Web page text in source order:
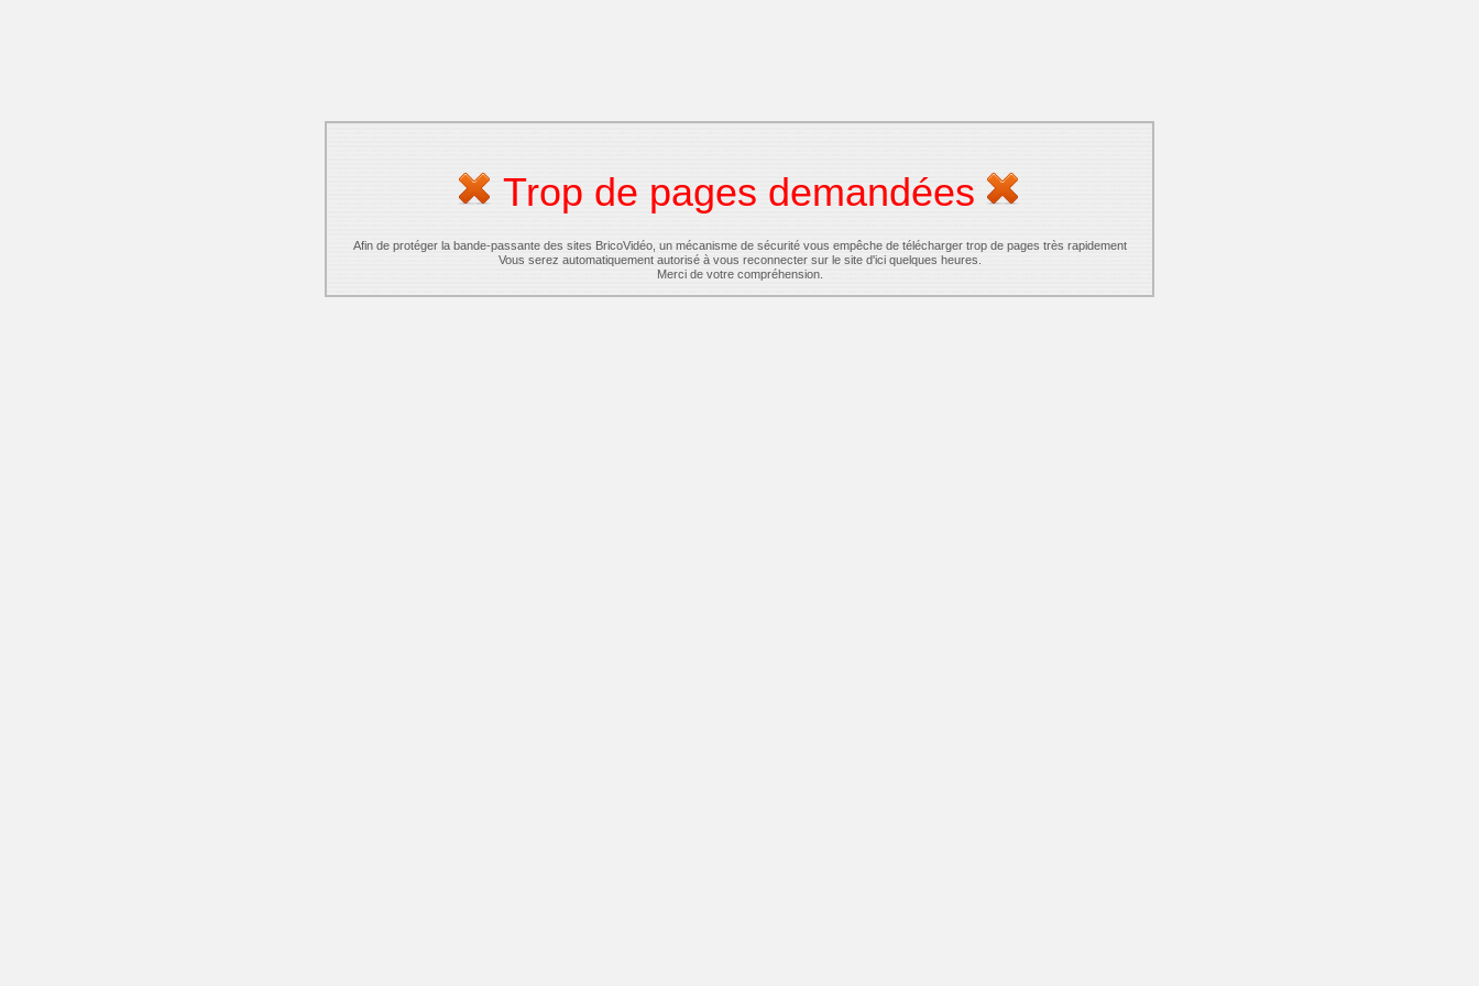
Trop de pages demandées
Afin de protéger la bande-passante des sites BricoVidéo, un mécanisme de sécurité vous empêche de télécharger trop de pages très rapidement
Vous serez automatiquement autorisé à vous reconnecter sur le site d'ici quelques heures.
Merci de votre compréhension.